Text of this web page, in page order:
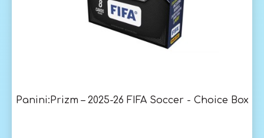
Panini:Prizm – 2025-26 FIFA Soccer - Choice Box